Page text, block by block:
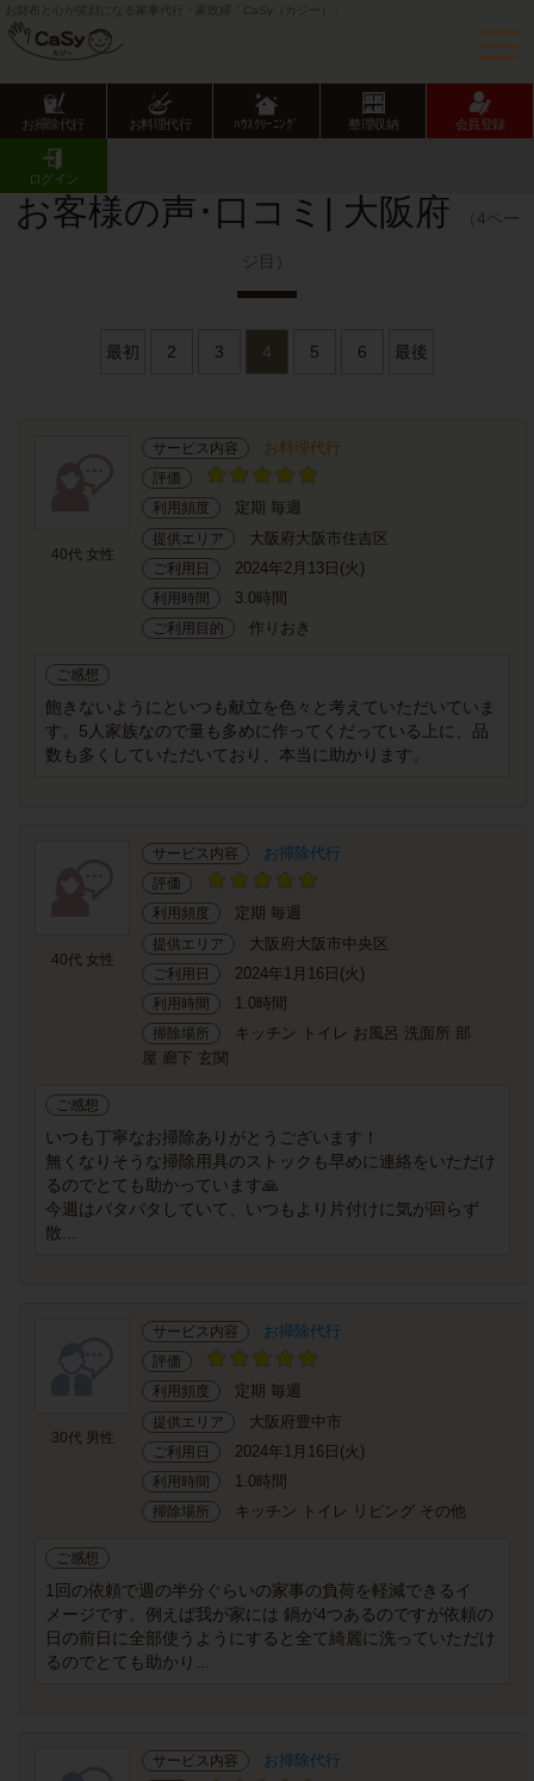
お財布と心が笑顔になる家事代行・家政婦「CaSy（カジー）」
お掃除代行 お料理代行 ﾊｳｽｸﾘｰﾆﾝｸﾞ 整理収納 会員登録
ログイン
CaSy TOP
お客様の声･口コミ| 大阪府 （4ペー
ジ目）
最初 2 3 4 5 6 最後
40代 女性
サービス内容 お料理代行
評価
利用頻度
定期 毎週
提供エリア 大阪府大阪市住吉区
ご利用日 2024年2月13日(火)
利用時間 3.0時間
ご利用目的 作りおき
ご感想
飽きないようにといつも献立を色々と考えていただいていま
す。5人家族なので量も多めに作ってくだっている上に、品
数も多くしていただいており、本当に助かります。
40代 女性
サービス内容 お掃除代行
評価
利用頻度
定期 毎週
提供エリア 大阪府大阪市中央区
ご利用日 2024年1月16日(火)
利用時間 1.0時間
掃除場所
キッチン トイレ お風呂 洗面所 部
屋 廊下 玄関
ご感想
いつも丁寧なお掃除ありがとうございます！
無くなりそうな掃除用具のストックも早めに連絡をいただけ
るのでとても助かっています🙏
今週はバタバタしていて、いつもより片付けに気が回らず
散...
30代 男性
サービス内容 お掃除代行
評価
利用頻度
定期 毎週
提供エリア 大阪府豊中市
ご利用日 2024年1月16日(火)
利用時間 1.0時間
掃除場所 キッチン トイレ リビング その他
ご感想
1回の依頼で週の半分ぐらいの家事の負荷を軽減できるイ
メージです。例えば我が家には 鍋が4つあるのですが依頼の
日の前日に全部使うようにすると全て綺麗に洗っていただけ
るのでとても助かり...
サービス内容 お掃除代行